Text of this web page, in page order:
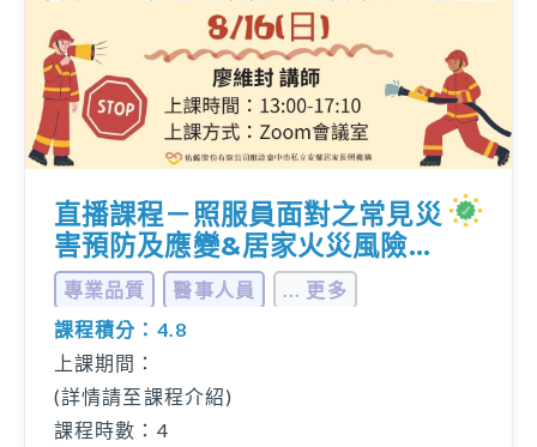
直播課程－照服員面對之常見災
害預防及應變&居家火災風險評
估、改善及火災處置
專業品質 醫事人員
... 更多
課程積分：4.8
上課期間：
(詳情請至課程介紹)
課程時數：4